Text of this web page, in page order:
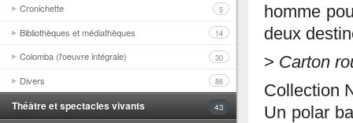
Cronichette 5
Bibliothèques et médiathèques 14
Colomba (l'oeuvre intégrale) 30
Divers 86
Théâtre et spectacles vivants 43
homme
deux
> Carton
Collection
Un polar